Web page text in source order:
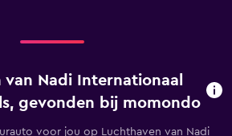
van Nadi Internationaal
gevonden bij momondo
voor jou op Luchthaven van Nadi